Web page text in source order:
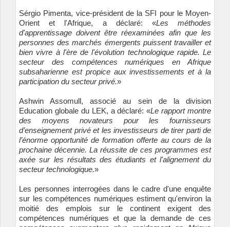
Sérgio Pimenta, vice-président de la SFI pour le Moyen-
Orient et l'Afrique, a déclaré: «Les méthodes
d'apprentissage doivent être réexaminées afin que les
personnes des marchés émergents puissent travailler et
bien vivre à l'ère de l'évolution technologique rapide. Le
secteur des compétences numériques en Afrique
subsaharienne est propice aux investissements et à la
participation du secteur privé.»
Ashwin Assomull, associé au sein de la division
Education globale du LEK, a déclaré: «Le rapport montre
des moyens novateurs pour les fournisseurs
d’enseignement privé et les investisseurs de tirer parti de
l’énorme opportunité de formation offerte au cours de la
prochaine décennie. La réussite de ces programmes est
axée sur les résultats des étudiants et l'alignement du
secteur technologique.»
Les personnes interrogées dans le cadre d'une enquête
sur les compétences numériques estiment qu'environ la
moitié des emplois sur le continent exigent des
compétences numériques et que la demande de ces